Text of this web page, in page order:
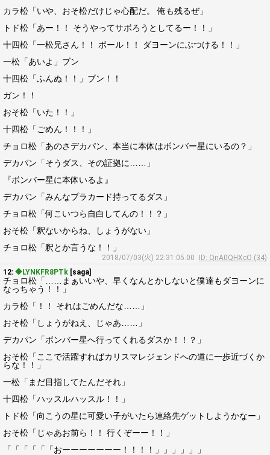
カラ松「いや、おそ松だけじゃ心配だ。 俺も残るぜ」
トド松「あー！！ そうやってサボろうとしてるー！！」
十四松「一松兄さん！！ ボール！！ ダヨーンにぶつける！！」
一松「あいよ」ブン
十四松「ふんぬ！！」ブン！！
ガン！！
おそ松「いた！！」
十四松「ごめん！！！」
チョロ松「あのさデカパン、本当に本体はボンバー星にいるの？」
デカパン「そうダス、その証拠に……」
『ボンバー星に本体いるよ』
デカパン「みんなプラカード持ってるダス」
チョロ松「何こいつら自白してんの！！？」
おそ松「釈ないからね、しょうがない」
チョロ松「釈とか言うな！！」
2018/07/03(火) 22:31:05.00
ID: QnA0QHXcO (34)
12: ◆LYNKFR8PTk [saga]
チョロ松「……まぁいいや、早くなんとかしないと僕達もダヨーンに
なっちゃう！！」
カラ松「！！ それはごめんだな……」
おそ松「しょうがねえ、じゃあ……」
デカパン「ボンバー星へ行ってくれるダスか！！？」
おそ松「ここで活躍すればカリスマレジェンドへの道に一歩近づくか
らな！！」
一松「まだ目指してたんだそれ」
十四松「ハッスルハッスル！！」
トド松「向こうの星に可愛い子がいたら連絡先ゲットしようかなー」
おそ松「じゃあお前ら！！ 行くぞーー！！」
「「「「「「おーーーーーーー！！！！」」」」」」